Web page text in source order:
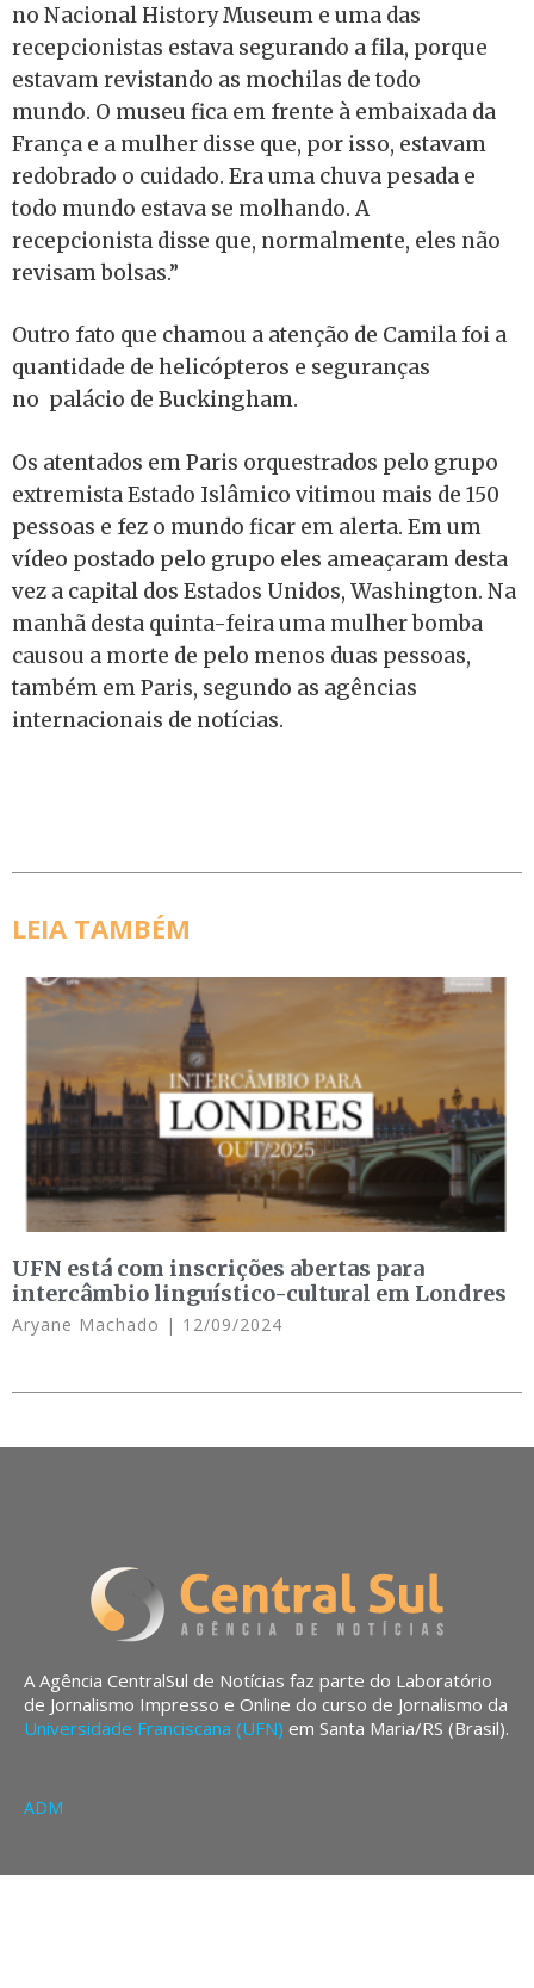
no Nacional History Museum e uma das
recepcionistas estava segurando a fila, porque
estavam revistando as mochilas de todo
mundo. O museu fica em frente à embaixada da
França e a mulher disse que, por isso, estavam
redobrado o cuidado. Era uma chuva pesada e
todo mundo estava se molhando. A
recepcionista disse que, normalmente, eles não
revisam bolsas.”
Outro fato que chamou a atenção de Camila foi a
quantidade de helicópteros e seguranças
no palácio de Buckingham.
Os atentados em Paris orquestrados pelo grupo
extremista Estado Islâmico vitimou mais de 150
pessoas e fez o mundo ficar em alerta. Em um
vídeo postado pelo grupo eles ameaçaram desta
vez a capital dos Estados Unidos, Washington. Na
manhã desta quinta-feira uma mulher bomba
causou a morte de pelo menos duas pessoas,
também em Paris, segundo as agências
internacionais de notícias.
LEIA TAMBÉM
UFN está com inscrições abertas para
intercâmbio linguístico-cultural em Londres
Aryane Machado 12/09/2024
A Agência CentralSul de Notícias faz parte do Laboratório
de Jornalismo Impresso e Online do curso de Jornalismo da
Universidade Franciscana (UFN) em Santa Maria/RS (Brasil).
ADM